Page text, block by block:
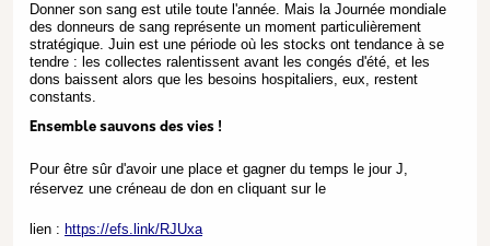
Donner son sang est utile toute l'année. Mais la Journée mondiale
des donneurs de sang représente un moment particulièrement
stratégique. Juin est une période où les stocks ont tendance à se
tendre : les collectes ralentissent avant les congés d'été, et les
dons baissent alors que les besoins hospitaliers, eux, restent
constants.
Ensemble sauvons des vies !
Pour être sûr d'avoir une place et gagner du temps le jour J,
réservez une créneau de don en cliquant sur le
lien : https://efs.link/RJUxa